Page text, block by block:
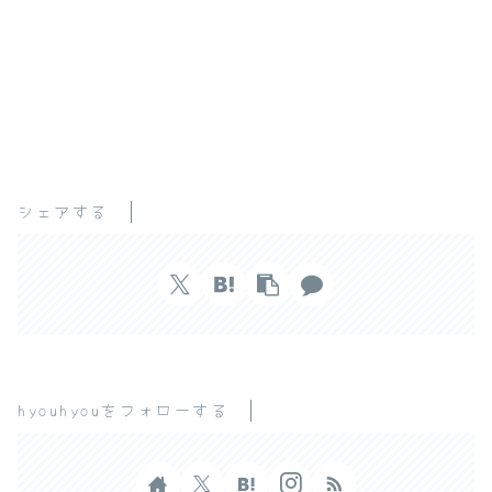
シェアする
hyouhyouをフォローする